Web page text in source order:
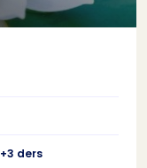
+3 ders